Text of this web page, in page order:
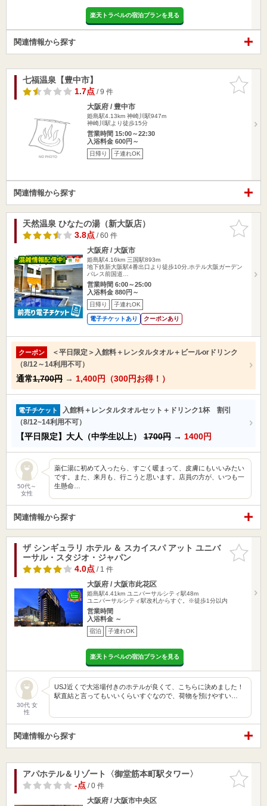
楽天トラベルの宿泊プランを見る
関連情報から探す
お気に入
りに追加
七福温泉【豊中市】
1.7点/ 9 件
大阪府 / 豊中市
姫島駅4.13km 神崎川駅947m
神崎川駅より徒歩15分
営業時間 15:00～22:30
入浴料金 600円～
日帰り 子連れOK
関連情報から探す
お気に入
りに追加
天然温泉 ひなたの湯（新大阪店）
3.8点/ 60 件
大阪府 / 大阪市
姫島駅4.16km 三国駅893m
地下鉄新大阪駅4番出口より徒歩10分,ホテル大阪ガーデン
パレス前国道…
営業時間 6:00～25:00
入浴料金 880円～
日帰り 子連れOK
電子チケットあり クーポンあり
クーポン
＜平日限定＞入館料＋レンタルタオル＋ビールorドリンク
（8/12～14利用不可）
通常1,700円 → 1,400円（300円お得！）
電子チケット
入館料＋レンタルタオルセット＋ドリンク1杯 割引
（8/12~14利用不可）
【平日限定】大人（中学生以上） 1700円 → 1400円
50代～
女性
薬仁湯に初めて入ったら、すごく暖まって、皮膚にもいいみたい
です。また、来月も、行こうと思います。店員の方が、いつも一
生懸命…
関連情報から探す
お気に入
りに追加
ザ シンギュラリ ホテル ＆ スカイスパ アット ユニバ
ーサル・スタジオ・ジャパン
4.0点/ 1 件
大阪府 / 大阪市此花区
姫島駅4.41km ユニバーサルシティ駅48m
ユニバーサルシティ駅改札からすぐ。※徒歩1分以内
営業時間
入浴料金 ～
宿泊 子連れOK
楽天トラベルの宿泊プランを見る
30代 女
性
USJ近くで大浴場付きのホテルが良くて、こちらに決めました！
駅直結と言ってもいいくらいすぐなので、荷物を預けやすい…
関連情報から探す
お気に入
りに追加
アパホテル＆リゾート〈御堂筋本町駅タワー〉
-点/ 0 件
大阪府 / 大阪市中央区